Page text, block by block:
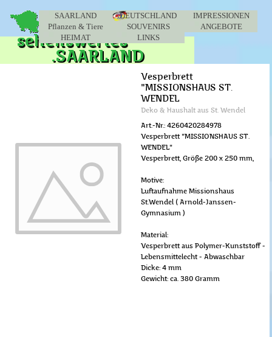
Menü überspringen
SAARLAND DEUTSCHLAND
IMPRESSIONEN
Pflanzen & Tiere
▼
SOUVENIRS ▼
ANGEBOTE
HEIMAT
LINKS
Vesperbrett
"MISSIONSHAUS ST.
WENDEL
Deko & Haushalt aus St. Wendel
Art.-Nr.: 4260420284978
Vesperbrett "MISSIONSHAUS ST.
WENDEL"
Vesperbrett, Größe 200 x 250 mm,
Motive:
Luftaufnahme Missionshaus
St.Wendel ( Arnold-Janssen-
Gymnasium )
Material:
Vesperbrett aus Polymer-Kunststoff -
Lebensmittelecht - Abwaschbar
Dicke: 4 mm
Gewicht: ca. 380 Gramm